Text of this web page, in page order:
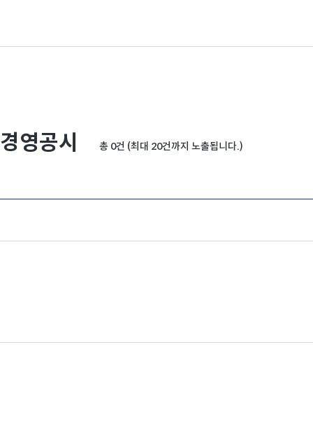
경영공시 총 0건 (최대 20건까지 노출됩니다.)